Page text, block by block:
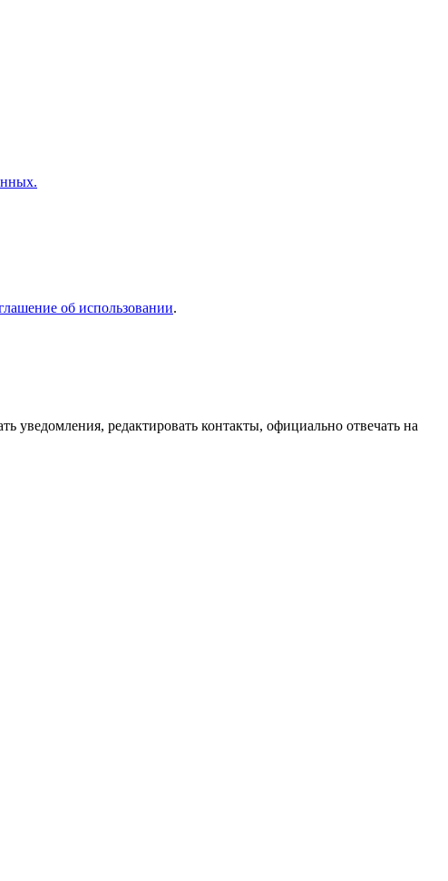
об использовании.
редактировать контакты, официально отвечать на